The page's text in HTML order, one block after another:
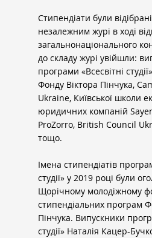
Стипендіати були
незалежним журі в ході
загальнонаціонального
до складу журі увійшли:
програми «Всесвітні
Фонду Віктора Пінчука,
Ukraine, Київської школи
юридичних компаній
ProZorro, British Council
тощо.
Імена стипендіатів
студії» у 2019 році були
Щорічному молодіжному
стипендіальних програм
Пінчука. Випускники
студії» Наталія Кацер-